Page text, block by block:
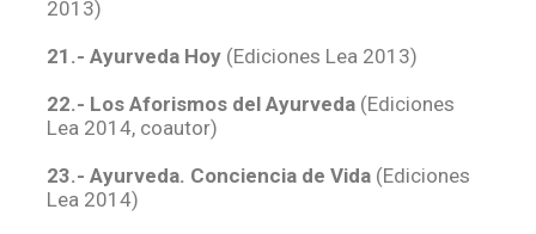
2013)
21.- Ayurveda Hoy (Ediciones Lea 2013)
22.- Los Aforismos del Ayurveda (Ediciones
Lea 2014, coautor)
23.- Ayurveda. Conciencia de Vida (Ediciones
Lea 2014)